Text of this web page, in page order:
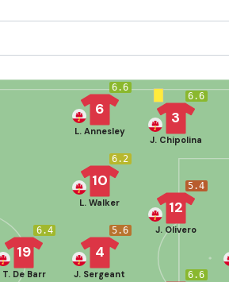
6.6
5.4
12
J. Olivero
6.6
3
J. Chipolina
5.6
4
J. Sergeant
6.2
10
L. Walker
6.6
6
L. Annesley
6.4
19
T. De Barr